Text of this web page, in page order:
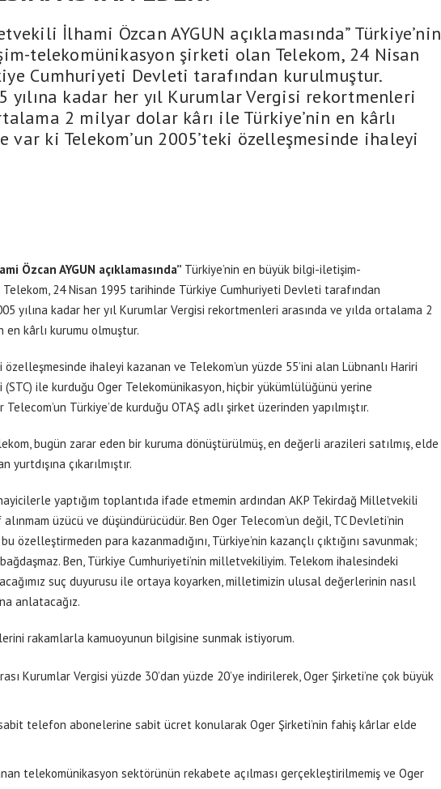
İlhami Özcan AYGUN açıklamasında” Türkiye’nin
telekomünikasyon şirketi olan Telekom, 24 Nisan
Cumhuriyeti Devleti tarafından kurulmuştur.
kadar her yıl Kurumlar Vergisi rekortmenleri
2 milyar dolar kârı ile Türkiye’nin en kârlı
var ki Telekom’un 2005’teki özelleşmesinde ihaleyi
Özcan AYGUN açıklamasında” Türkiye’nin en büyük bilgi-iletişim-
24 Nisan 1995 tarihinde Türkiye Cumhuriyeti Devleti tarafından
yılına kadar her yıl Kurumlar Vergisi rekortmenleri arasında ve yılda ortalama 2
en kârlı kurumu olmuştur.
özelleşmesinde ihaleyi kazanan ve Telekom’un yüzde 55’ini alan Lübnanlı Hariri
ile kurduğu Oger Telekomünikasyon, hiçbir yükümlülüğünü yerine
Türkiye’de kurduğu OTAŞ adlı şirket üzerinden yapılmıştır.
bugün zarar eden bir kuruma dönüştürülmüş, en değerli arazileri satılmış, elde
çıkarılmıştır.
yaptığım toplantıda ifade etmemin ardından AKP Tekirdağ Milletvekili
üzücü ve düşündürücüdür. Ben Oger Telecom’un değil, TC Devleti’nin
özelleştirmeden para kazanmadığını, Türkiye’nin kazançlı çıktığını savunmak;
Ben, Türkiye Cumhuriyeti’nin milletvekiliyim. Telekom ihalesindeki
suç duyurusu ile ortaya koyarken, milletimizin ulusal değerlerinin nasıl
anlatacağız.
rakamlarla kamuoyunun bilgisine sunmak istiyorum.
Kurumlar Vergisi yüzde 30’dan yüzde 20’ye indirilerek, Oger Şirketi’ne çok büyük
telefon abonelerine sabit ücret konularak Oger Şirketi’nin fahiş kârlar elde
telekomünikasyon sektörünün rekabete açılması gerçekleştirilmemiş ve Oger